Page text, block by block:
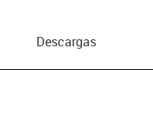
Descargas